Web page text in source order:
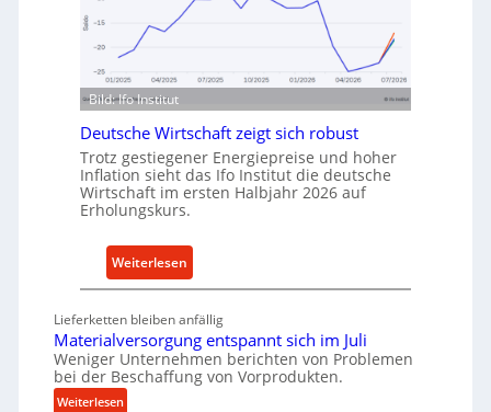
I
t
r
i
e
-
E
r
s
t
z
t
ü
r
n
a
c
h
a
l
t
i
g
e
W
Bild: Ifo Institut
Deutsche Wirtschaft zeigt sich robust
Trotz gestiegener Energiepreise und hoher
Inflation sieht das Ifo Institut die deutsche
Wirtschaft im ersten Halbjahr 2026 auf
Erholungskurs.
Weiterlesen:
D
t
s
Lieferketten bleiben anfällig
Materialversorgung entspannt sich im Juli
Weniger Unternehmen berichten von Problemen
bei der Beschaffung von Vorprodukten.
Weiterlesen: